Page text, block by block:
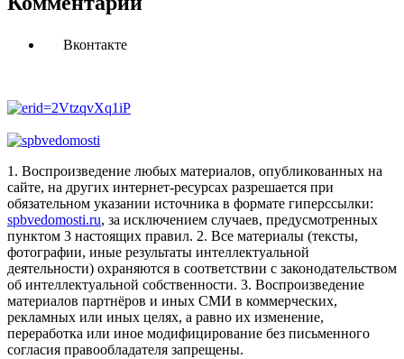
Вконтакте
1. Воспроизведение любых материалов, опубликованных на
сайте, на других интернет-ресурсах разрешается при
обязательном указании источника в формате гиперссылки:
spbvedomosti.ru, за исключением случаев, предусмотренных
пунктом 3 настоящих правил. 2. Все материалы (тексты,
фотографии, иные результаты интеллектуальной
деятельности) охраняются в соответствии с законодательством
об интеллектуальной собственности. 3. Воспроизведение
материалов партнёров и иных СМИ в коммерческих,
рекламных или иных целях, а равно их изменение,
переработка или иное модифицирование без письменного
согласия правообладателя запрещены.